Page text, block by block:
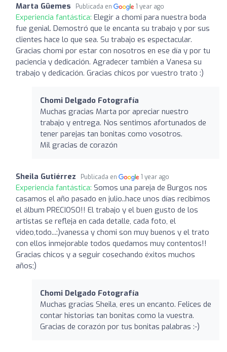
Marta Güemes Publicada en 1 year ago
Experiencia fantástica: Elegir a chomi para nuestra boda
fue genial. Demostró que le encanta su trabajo y por sus
clientes hace lo que sea. Su trabajo es espectacular.
Gracias chomi por estar con nosotros en ese día y por tu
paciencia y dedicación. Agradecer también a Vanesa su
trabajo y dedicación. Gracias chicos por vuestro trato :)
Chomi Delgado Fotografía
Muchas gracias Marta por apreciar nuestro
trabajo y entrega. Nos sentimos afortunados de
tener parejas tan bonitas como vosotros.
Mil gracias de corazón
Sheila Gutiérrez Publicada en 1 year ago
Experiencia fantástica: Somos una pareja de Burgos nos
casamos el año pasado en julio..hace unos días recibimos
el álbum PRECIOSO!! El trabajo y el buen gusto de los
artistas se refleja en cada detalle, cada foto, el
video,todo...:)vanessa y chomi son muy buenos y el trato
con ellos inmejorable todos quedamos muy contentos!!
Gracias chicos y a seguir cosechando éxitos muchos
años;)
Chomi Delgado Fotografía
Muchas gracias Sheila, eres un encanto. Felices de
contar historias tan bonitas como la vuestra.
Gracias de corazón por tus bonitas palabras :-)